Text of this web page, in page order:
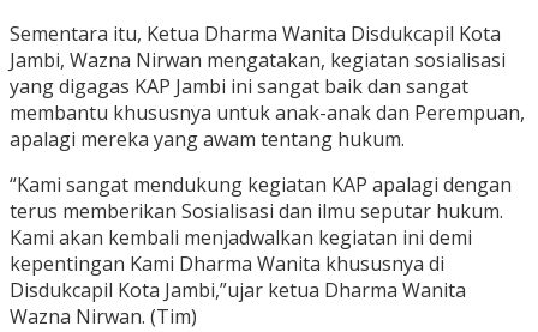
Sementara itu, Ketua Dharma Wanita Disdukcapil Kota
Jambi, Wazna Nirwan mengatakan, kegiatan sosialisasi
yang digagas KAP Jambi ini sangat baik dan sangat
membantu khususnya untuk anak-anak dan Perempuan,
apalagi mereka yang awam tentang hukum.
“Kami sangat mendukung kegiatan KAP apalagi dengan
terus memberikan Sosialisasi dan ilmu seputar hukum.
Kami akan kembali menjadwalkan kegiatan ini demi
kepentingan Kami Dharma Wanita khususnya di
Disdukcapil Kota Jambi,”ujar ketua Dharma Wanita
Wazna Nirwan. (Tim)